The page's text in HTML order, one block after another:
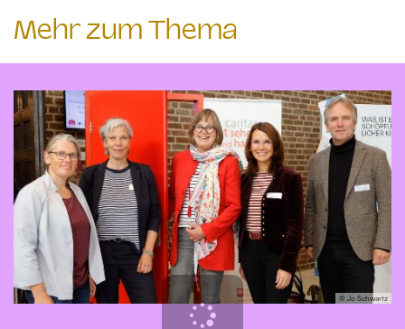
Mehr zum Thema
© Jo Schwartz